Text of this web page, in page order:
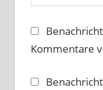
Kommentare